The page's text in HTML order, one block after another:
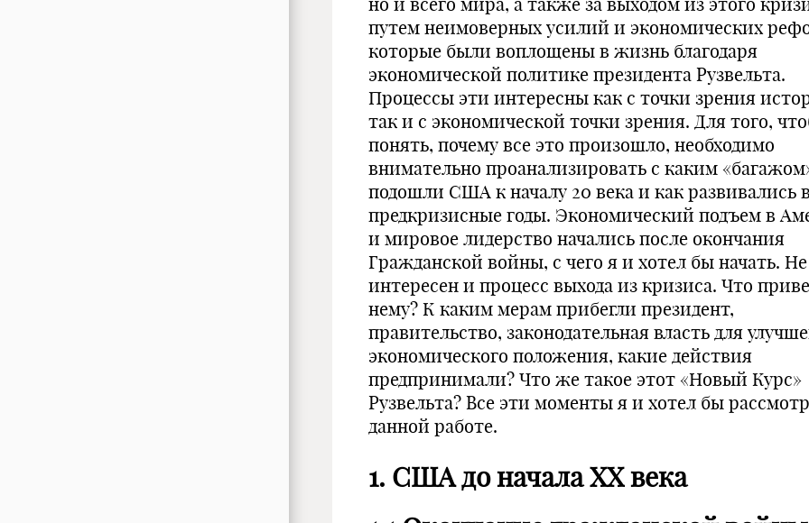
путем неимоверных усилий и экономических
которые были воплощены в жизнь благодаря
экономической политике президента Рузвельта.
Процессы эти интересны как с точки зрения
так и с экономической точки зрения. Для того,
понять, почему все это произошло, необходимо
внимательно проанализировать с каким
подошли США к началу 20 века и как развивались в
предкризисные годы. Экономический подъем в
и мировое лидерство начались после окончания
Гражданской войны, с чего я и хотел бы начать.
интересен и процесс выхода из кризиса. Что
нему? К каким мерам прибегли президент,
правительство, законодательная власть для
экономического положения, какие действия
предпринимали? Что же такое этот «Новый Курс»
Рузвельта? Все эти моменты я и хотел бы
данной работе.
1. США до начала ХХ века